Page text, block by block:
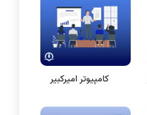
کامپیوتر امیرکبیر